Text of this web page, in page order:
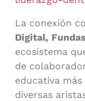
La conexión
Digital,
ecosistema
de
educativa
diversas